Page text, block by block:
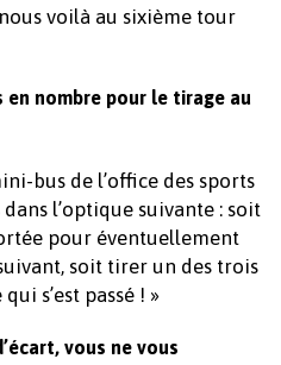
voilà au sixième tour
en nombre pour le tirage au
bus de l’office des sports
l’optique suivante : soit
pour éventuellement
soit tirer un des trois
s’est passé ! »
vous ne vous